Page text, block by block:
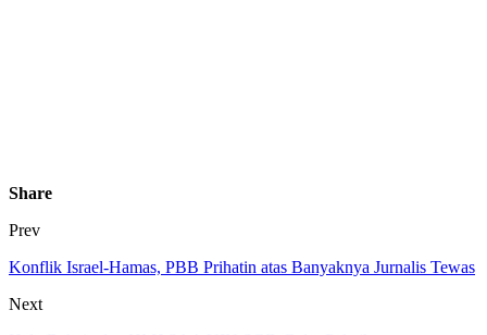
Share
Prev
Konflik Israel-Hamas, PBB Prihatin atas Banyaknya Jurnalis Tewas
Next